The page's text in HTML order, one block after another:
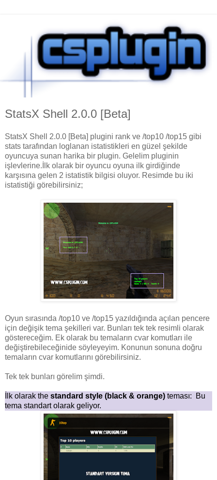
StatsX Shell 2.0.0 [Beta]
StatsX Shell 2.0.0 [Beta] plugini rank ve /top10 /top15 gibi
stats tarafından loglanan istatistikleri en güzel şekilde
oyuncuya sunan harika bir plugin. Gelelim pluginin
işlevlerine.İlk olarak bir oyuncu oyuna ilk girdiğinde
karşısına gelen 2 istatistik bilgisi oluyor. Resimde bu iki
istatistiği görebilirsiniz;
Oyun sırasında /top10 ve /top15 yazıldığında açılan pencere
için değişik tema şekilleri var. Bunları tek tek resimli olarak
göstereceğim. Ek olarak bu temaların cvar komutları ile
değiştirebileceğinide söyleyeyim. Konunun sonuna doğru
temaların cvar komutlarını görebilirsiniz.
Tek tek bunları görelim şimdi.
İlk olarak the standard style (black & orange) teması: Bu
tema standart olarak geliyor.